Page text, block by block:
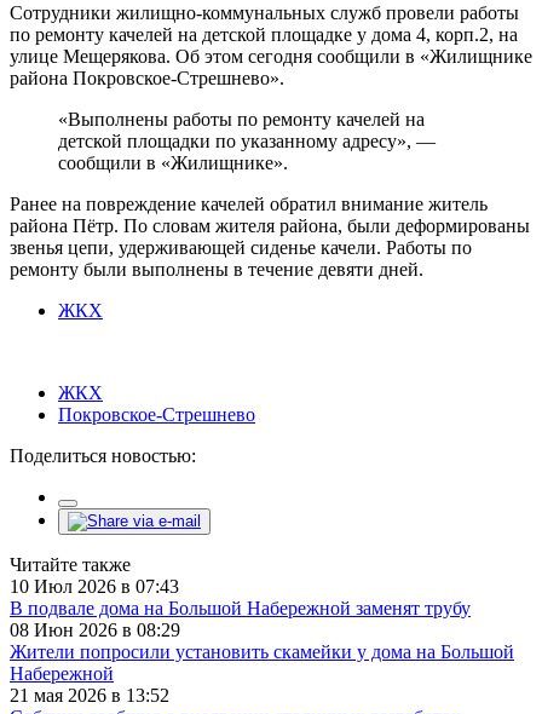
Сотрудники жилищно-коммунальных служб провели работы
по ремонту качелей на детской площадке у дома 4, корп.2, на
улице Мещерякова. Об этом сегодня сообщили в «Жилищнике
района Покровское-Стрешнево».
«Выполнены работы по ремонту качелей на
детской площадки по указанному адресу», —
сообщили в «Жилищнике».
Ранее на повреждение качелей обратил внимание житель
района Пётр. По словам жителя района, были деформированы
звенья цепи, удерживающей сиденье качели. Работы по
ремонту были выполнены в течение девяти дней.
ЖКХ
ЖКХ
Покровское-Стрешнево
Поделиться новостью:
Читайте также
10 Июл 2026 в 07:43
В подвале дома на Большой Набережной заменят трубу
08 Июн 2026 в 08:29
Жители попросили установить скамейки у дома на Большой
Набережной
21 мая 2026 в 13:52